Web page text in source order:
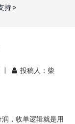
持>
| 投稿人：柴
，收单逻辑就是用